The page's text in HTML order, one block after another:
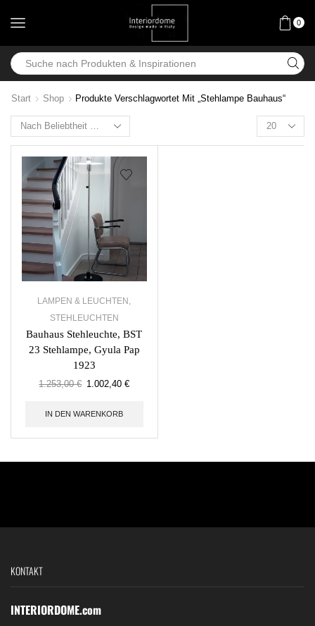
0
Start Shop Produkte Verschlagwortet Mit „Stehlampe Bauhaus“
LAMPEN & LEUCHTEN ,
STEHLEUCHTEN
Bauhaus Stehleuchte, BST
23 Stehlampe, Gyula Pap
1923
1.253,00€ 1.002,40€
IN DEN WARENKORB
KONTAKT
INTERIORDOME.com